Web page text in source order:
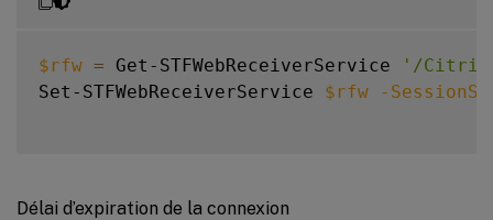
$rfw = Get-STFWebReceiverService
'/Citrix/
Set-STFWebReceiverService $rfw -
Délai d’expiration de la connexion